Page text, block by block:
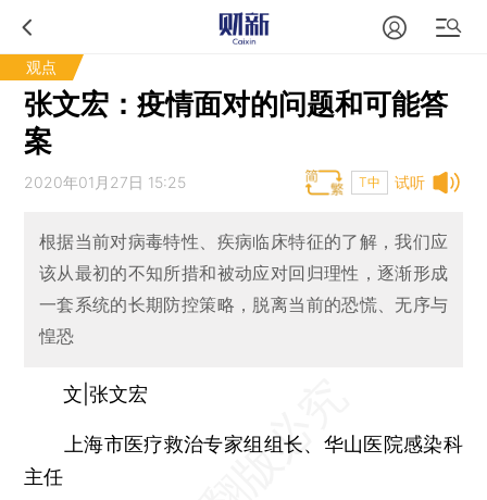
观点
张文宏：疫情面对的问题和可能答
案
试听
2020年01月27日 15:25 T中
根据当前对病毒特性、疾病临床特征的了解，我们应
该从最初的不知所措和被动应对回归理性，逐渐形成
一套系统的长期防控策略，脱离当前的恐慌、无序与
惶恐
文|张文宏
上海市医疗救治专家组组长、华山医院感染科
主任